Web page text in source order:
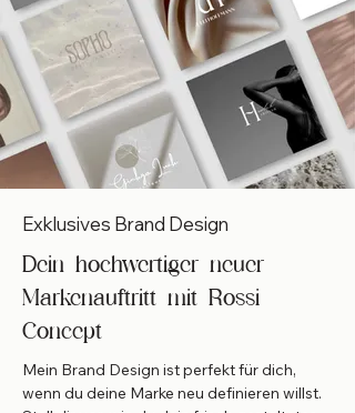
Exklusives Brand Design
Dein hochwertiger neuer
Markenauftritt mit Rossi
Concept
Mein Brand Design ist perfekt für dich,
wenn du deine Marke neu definieren willst.